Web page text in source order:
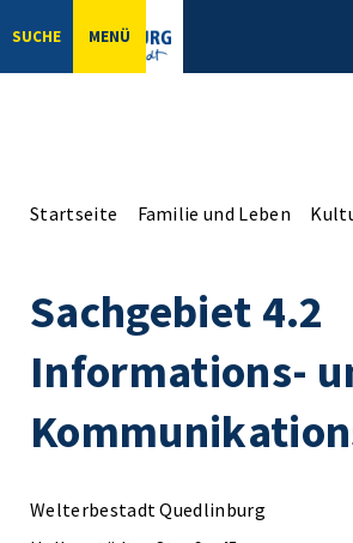
SUCHE MENÜ
Startseite Familie und Leben
Sachgebiet 4.2
Informations-
Welterbestadt Quedlinburg